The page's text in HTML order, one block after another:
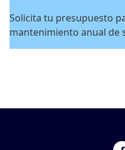
Solicita tu presupuesto
mantenimiento anual de